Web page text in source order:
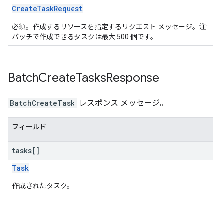
CreateTaskRequest
必須。作成するリソースを指定するリクエスト メッセージ。注:
バッチで作成できるタスクは最大 500 個です。
BatchCreateTasksResponse
BatchCreateTask レスポンス メッセージ。
フィールド
tasks[]
Task
作成されたタスク。